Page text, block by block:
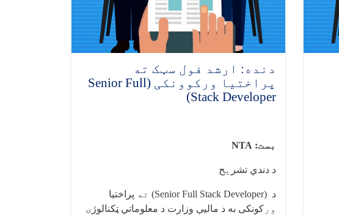
دنده: ارشد فول سټک ته
پراختیا ورکوونکی (Senior Full
Stack Developer)
بست: NTA
د دندي تشر ېح
د (Senior Full Stack Developer) ته پراختیا
ور کونکی به د مالیې وزارت د معلوماتي ټکنالوژۍ